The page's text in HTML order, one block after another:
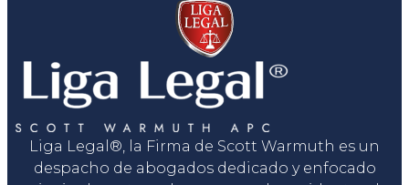
Liga Legal®, la Firma de Scott Warmuth es un
despacho de abogados dedicado y enfocado